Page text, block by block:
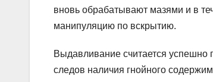
вновь обрабатывают мазями и в
манипуляцию по вскрытию.
Выдавливание считается успешно
следов наличия гнойного